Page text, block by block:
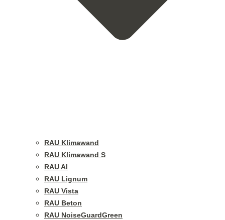
RAU Klimawand
RAU Klimawand S
RAU Al
RAU Lignum
RAU Vista
RAU Beton
RAU NoiseGuardGreen